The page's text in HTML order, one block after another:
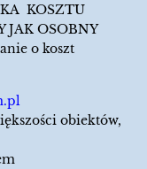
KOSZTU
JAK OSOBNY
o koszt
obiektów,